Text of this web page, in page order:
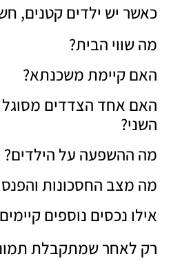
כאשר יש ילדים קטנים,
מה שווי הבית?
האם קיימת משכנתא?
האם אחד הצדדים
השני?
מה ההשפעה על הילדים?
מה מצב החסכונות
אילו נכסים נוספים
רק לאחר שמתקבלת